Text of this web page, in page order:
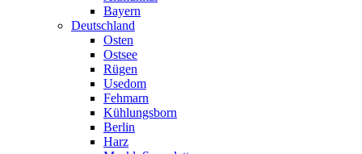
Bayern
Deutschland
Osten
Ostsee
Rügen
Usedom
Fehmarn
Kühlungsborn
Berlin
Harz